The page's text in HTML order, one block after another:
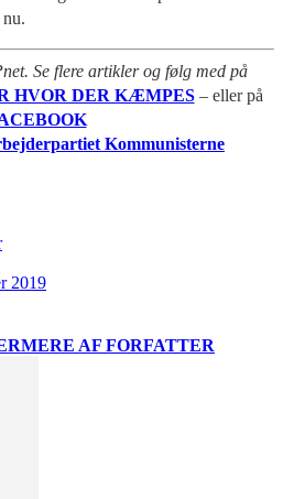
Se flere artikler og følg med på
HVOR DER KÆMPES – eller på
Kommunisterne
2019
MERE AF FORFATTER